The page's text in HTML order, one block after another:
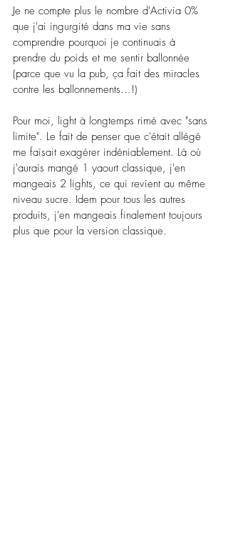
Je ne compte plus le nombre d'Activia 0%
que j'ai ingurgité dans ma vie sans
comprendre pourquoi je continuais à
prendre du poids et me sentir ballonnée
(parce que vu la pub, ça fait des miracles
contre les ballonnements...!)
Pour moi, light à longtemps rimé avec "sans
limite". Le fait de penser que c'était allégé
me faisait exagérer indéniablement. Là où
j'aurais mangé 1 yaourt classique, j'en
mangeais 2 lights, ce qui revient au même
niveau sucre. Idem pour tous les autres
produits, j'en mangeais finalement toujours
plus que pour la version classique.